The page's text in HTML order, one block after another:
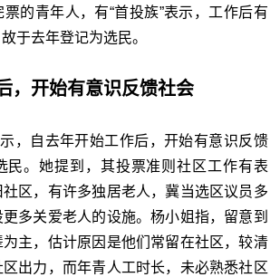
的青年人，有“首投族”表示，工作后有
于去年登记为选民。
，开始有意识反馈社会
，自去年开始工作后，开始有意识反馈
民。她提到，其投票准则社区工作有表
区，有许多独居老人，冀当选区议员多
多关爱老人的设施。杨小姐指，留意到
主，估计原因是他们常留在社区，较清
出力，而年青人工时长，未必熟悉社区